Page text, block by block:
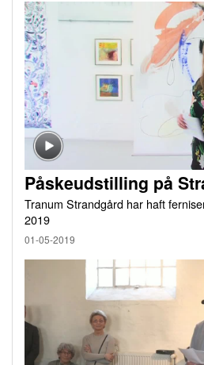
Påskeudstilling på
Tranum Strandgård har haft
2019
01-05-2019